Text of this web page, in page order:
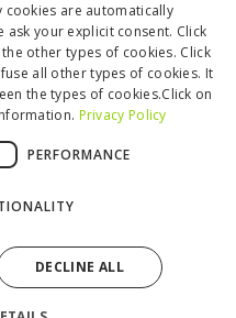
eenmanszaken
– live online sessie
cookies are automatically
your explicit consent. Click
the other types of cookies. Click
all other types of cookies. It
the types of cookies.Click on
Privacy Policy
PERFORMANCE
DECLINE ALL